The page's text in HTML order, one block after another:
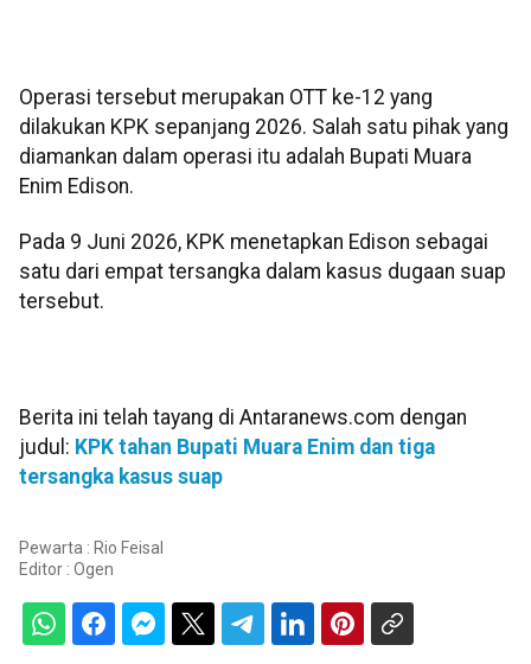
Operasi tersebut merupakan OTT ke-12 yang
dilakukan KPK sepanjang 2026. Salah satu pihak yang
diamankan dalam operasi itu adalah Bupati Muara
Enim Edison.
Pada 9 Juni 2026, KPK menetapkan Edison sebagai
satu dari empat tersangka dalam kasus dugaan suap
tersebut.
Berita ini telah tayang di Antaranews.com dengan
judul: KPK tahan Bupati Muara Enim dan tiga
tersangka kasus suap
Pewarta : Rio Feisal
Editor : Ogen